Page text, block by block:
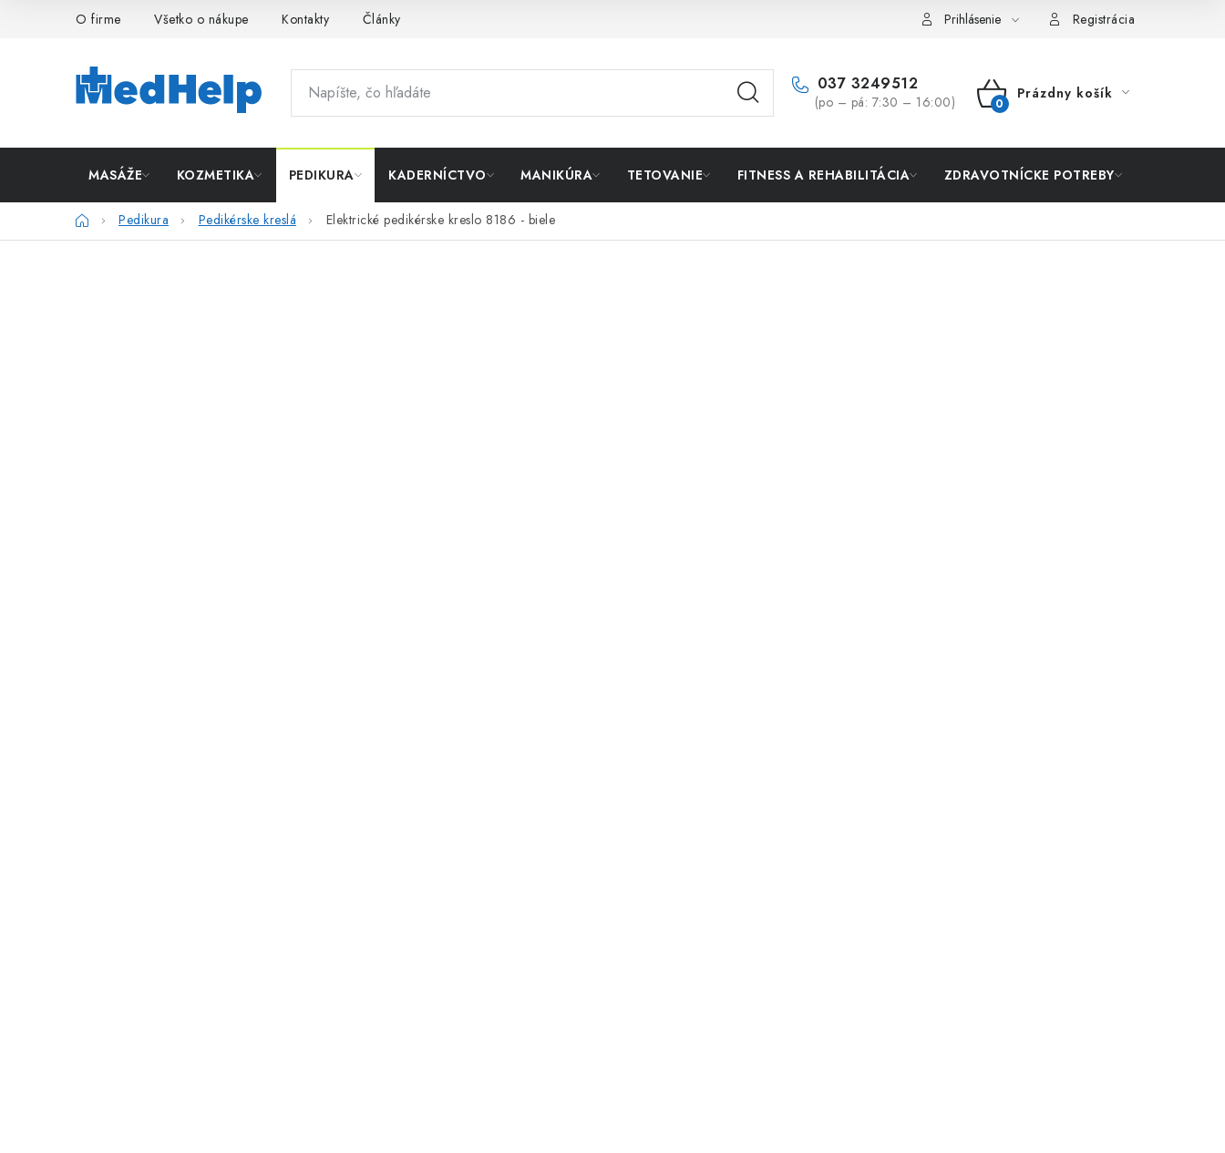
O firme Všetko o nákupe Kontakty Články Prihlásenie Registrácia
037 3249512
(po – pá: 7:30 – 16:00)
NÁKUPNÝ
Prázdny košík
MASÁŽE KOZMETIKA PEDIKURA KADERNÍCTVO MANIKÚRA TETOVANIE FITNESS A REHABILITÁCIA ZDRAVOTNÍCKE POTREBY
DomovPedikura Pedikérske kreslá Elektrické pedikérske kreslo 8186 - biele